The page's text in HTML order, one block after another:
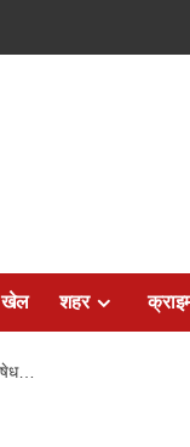
खेल शहर